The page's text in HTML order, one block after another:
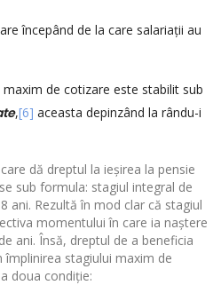
începând de la care salariații au
de cotizare este stabilit sub
,[6] aceasta depinzând la rându-i
dă dreptul la ieșirea la pensie
sub formula: stagiul integral de
ani. Rezultă în mod clar că stagiul
momentului în care ia naștere
ani. Însă, dreptul de a beneficia
stagiului maxim de
doua condiție: